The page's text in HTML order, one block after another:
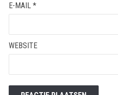
E-MAIL *
WEBSITE